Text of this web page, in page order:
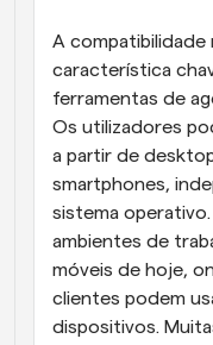
A compatibilidade
característica
ferramentas de
Os utilizadores
a partir de
smartphones,
sistema
ambientes de
móveis de hoje,
clientes podem
dispositivos.